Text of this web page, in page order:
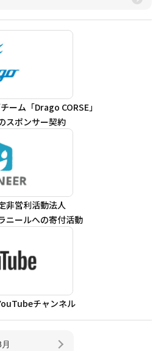
券の買取価格を検索
たい金券を検索
ーム「Drago CORSE」
スポンサー契約
非営利活動法人
ニールへの寄付活動
チャンネル